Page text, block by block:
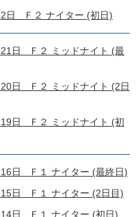
日 Ｆ２ ナイター (初日)
日 Ｆ２ ミッドナイト (最
日 Ｆ２ ミッドナイト (2日
日 Ｆ２ ミッドナイト (初
日 Ｆ１ ナイター (最終日)
日 Ｆ１ ナイター (2日目)
日 Ｆ１ ナイター (初日)